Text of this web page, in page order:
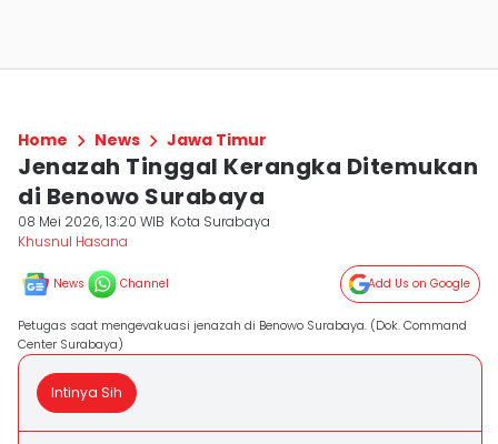
Home News Jawa Timur
Jenazah Tinggal Kerangka Ditemukan
di Benowo Surabaya
08 Mei 2026, 13:20 WIB Kota Surabaya
Khusnul Hasana
News Channel Add Us on Google
Petugas saat mengevakuasi jenazah di Benowo Surabaya. (Dok. Command
Center Surabaya)
Intinya Sih